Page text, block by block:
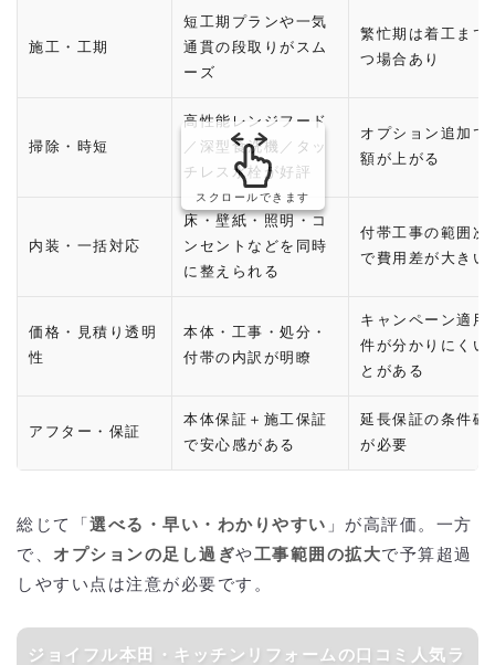
施工・工期
短工期プランや一気
通貫の段取りがスム
ーズ
繁忙期は着工まで
つ場合あり
掃除・時短
高性能レンジフード
／深型食洗機／タッ
チレス水栓が好評
オプション追加で
額が上がる
内装・一括対応
床・壁紙・照明・コ
ンセントなどを同時
に整えられる
付帯工事の範囲次
で費用差が大きい
価格・見積り透明
性
本体・工事・処分・
付帯の内訳が明瞭
キャンペーン適用
件が分かりにくい
とがある
アフター・保証
本体保証＋施工保証
で安心感がある
延長保証の条件確
が必要
スクロールできます
総じて「 選べる・早い・わかりやすい 」が高評価。一方
で、 オプションの足し過ぎや工事範囲の拡大で予算超過
しやすい点は注意が必要です。
ジョイフル本田・キッチンリフォームの口コミ人気ラ